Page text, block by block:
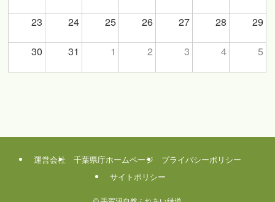
23
24 25 26 27 28
29
30
31 1 2 3 4 5
運営会社 千葉県庁ホームページ
プライバシーポリシー
サイトポリシー